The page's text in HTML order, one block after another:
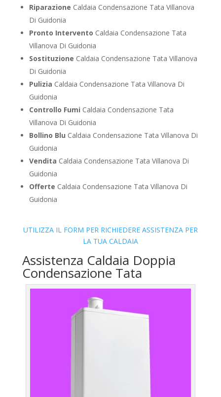
Riparazione Caldaia Condensazione Tata Villanova
Di Guidonia
Pronto Intervento Caldaia Condensazione Tata
Villanova Di Guidonia
Sostituzione Caldaia Condensazione Tata Villanova
Di Guidonia
Pulizia Caldaia Condensazione Tata Villanova Di
Guidonia
Controllo Fumi Caldaia Condensazione Tata
Villanova Di Guidonia
Bollino Blu Caldaia Condensazione Tata Villanova Di
Guidonia
Vendita Caldaia Condensazione Tata Villanova Di
Guidonia
Offerte Caldaia Condensazione Tata Villanova Di
Guidonia
UTILIZZA IL FORM PER RICHIEDERE ASSISTENZA PER
LA TUA CALDAIA
Assistenza Caldaia Doppia
Condensazione Tata